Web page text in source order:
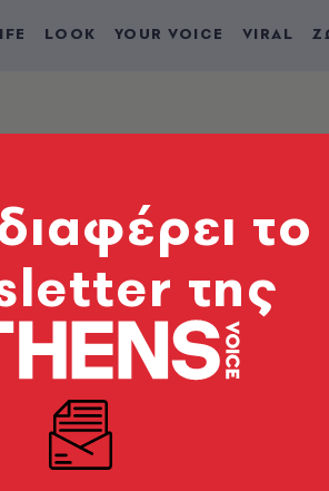
LOOK YOUR VOICE VIRAL
το
της